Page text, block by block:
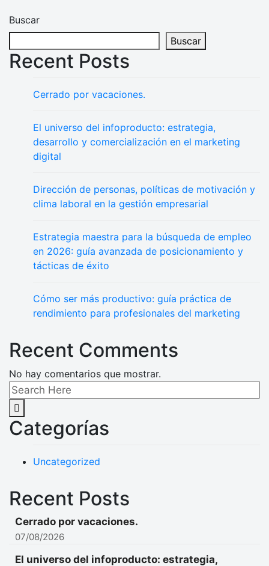
Buscar
Buscar
Recent Posts
Cerrado por vacaciones.
El universo del infoproducto: estrategia,
desarrollo y comercialización en el marketing
digital
Dirección de personas, políticas de motivación y
clima laboral en la gestión empresarial
Estrategia maestra para la búsqueda de empleo
en 2026: guía avanzada de posicionamiento y
tácticas de éxito
Cómo ser más productivo: guía práctica de
rendimiento para profesionales del marketing
Recent Comments
No hay comentarios que mostrar.
Categorías
Uncategorized
Recent Posts
Cerrado por vacaciones.
07/08/2026
El universo del infoproducto: estrategia,